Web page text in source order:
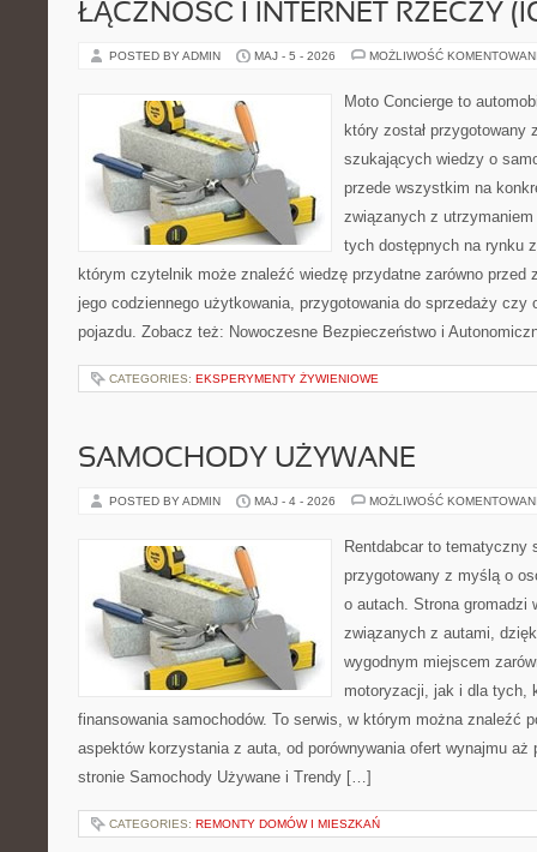
ŁĄCZNOŚĆ I INTERNET RZECZY
POSTED BY ADMIN MAJ - 5 - 2026 MOŻLIWOŚĆ
Moto Concierge to
który został przygotowany
szukających wiedzy o
przede wszystkim na
związanych z utrzymaniem
tych dostępnych na rynku
którym czytelnik może znaleźć wiedzę przydatne zarówno przed
jego codziennego użytkowania, przygotowania do sprzedaży czy
pojazdu. Zobacz też: Nowoczesne Bezpieczeństwo i
CATEGORIES: EKSPERYMENTY ŻYWIENIOWE
SAMOCHODY UŻYWANE
POSTED BY ADMIN MAJ - 4 - 2026 MOŻLIWOŚĆ
Rentdabcar to tematyczny
przygotowany z myślą o
o autach. Strona gromadzi
związanych z autami,
wygodnym miejscem
motoryzacji, jak i dla tych,
finansowania samochodów. To serwis, w którym można znaleźć
aspektów korzystania z auta, od porównywania ofert wynajmu aż
stronie Samochody Używane i Trendy […]
CATEGORIES: REMONTY DOMÓW I MIESZKAŃ